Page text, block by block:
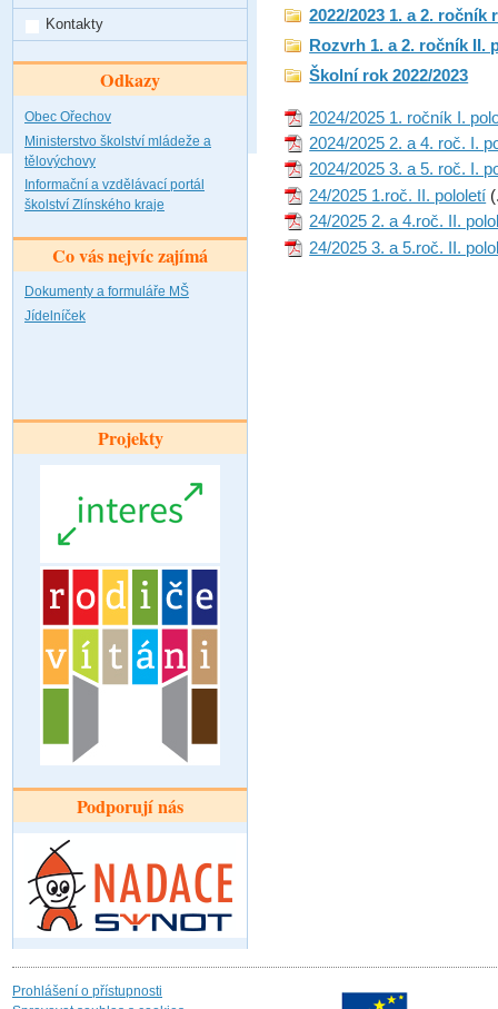
Kontakty
Odkazy
Obec Ořechov
Ministerstvo školství mládeže a
tělovýchovy
Informační a vzdělávací portál
školství Zlínského kraje
Co vás nejvíc zajímá
Dokumenty a formuláře MŠ
Jídelníček
Projekty
Podporují nás
2022/2023 1. a 2. ročník
Rozvrh 1. a 2. ročník II.
Školní rok 2022/2023
2024/2025 1. ročník I.
2024/2025 2. a 4. roč. I.
2024/2025 3. a 5. roč. I.
24/2025 1.roč. II. pololetí
24/2025 2. a 4.roč. II.
24/2025 3. a 5.roč. II.
Prohlášení o přístupnosti